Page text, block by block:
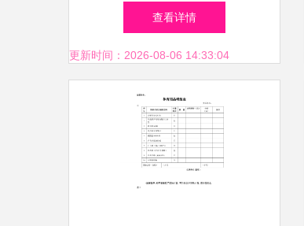
的品质追求
查看详情
更新时间：2026-08-06 14:33:04